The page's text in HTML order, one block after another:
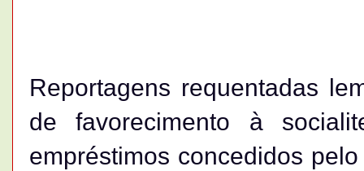
Reportagens requentadas
de favorecimento à
empréstimos concedidos